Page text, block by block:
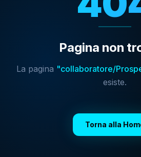
Pagina non
La pagina "collaboratore/
esiste.
Torna alla